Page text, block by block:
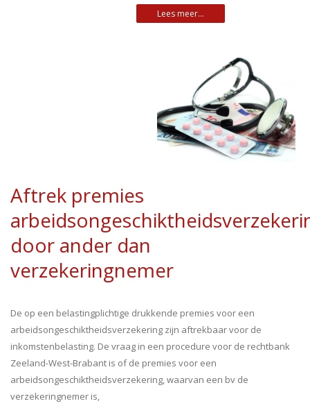
Aftrek premies
door ander dan
verzekeringnemer
De op een belastingplichtige drukkende premies voor een
arbeidsongeschiktheidsverzekering zijn aftrekbaar voor de
inkomstenbelasting. De vraag in een procedure voor de rechtbank
Zeeland-West-Brabant is of de premies voor een
arbeidsongeschiktheidsverzekering, waarvan een bv de
verzekeringnemer is,